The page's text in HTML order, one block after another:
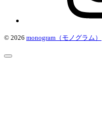
© 2026 monogram（モノグラム）